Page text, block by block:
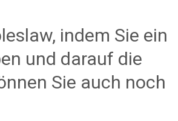
indem Sie ein
und darauf die
Sie auch noch